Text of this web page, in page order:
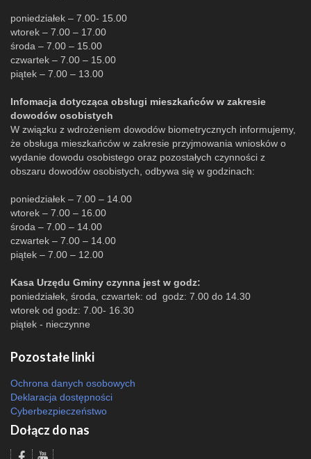
poniedziałek – 7.00- 15.00
wtorek – 7.00 – 17.00
środa – 7.00 – 15.00
czwartek – 7.00 – 15.00
piątek – 7.00 – 13.00
Infomacja dotycząca obsługi mieszkańców w zakresie
dowodów osobistych
W związku z wdrożeniem dowodów biometrycznych informujemy,
że obsługa mieszkańców w zakresie przyjmowania wniosków o
wydanie dowodu osobistego oraz pozostałych czynności z
obszaru dowodów osobistych, odbywa się w godzinach:
poniedziałek – 7.00 – 14.00
wtorek – 7.00 – 16.00
środa – 7.00 – 14.00
czwartek – 7.00 – 14.00
piątek – 7.00 – 12.00
Kasa Urzędu Gminy czynna jest w godz:
poniedziałek, środa, czwartek: od godz: 7.00 do 14.30
wtorek od godz: 7.00- 16.30
piątek - nieczynne
Pozostałe linki
Ochrona danych osobowych
Deklaracja dostępności
Cyberbezpieczeństwo
Dołącz do nas